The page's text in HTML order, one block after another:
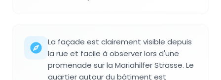
La façade est clairement visible depuis
la rue et facile à observer lors d'une
promenade sur la Mariahilfer Strasse. Le
quartier autour du bâtiment est